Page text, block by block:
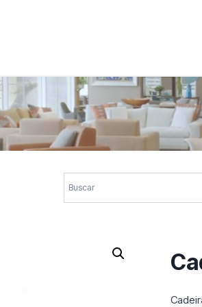
com elegância,
design.